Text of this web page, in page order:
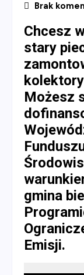
Brak
Chcesz
stary
Możesz
gmina
Emisji.